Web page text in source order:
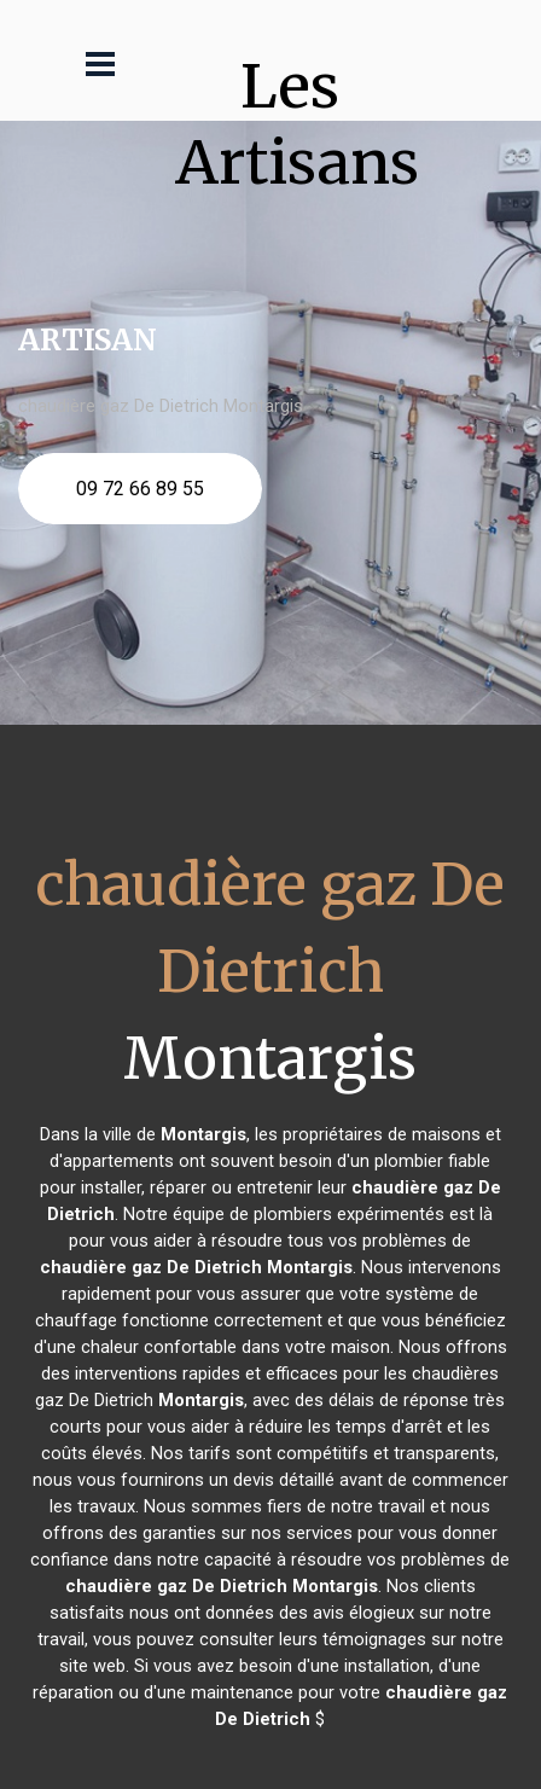
Les
Artisans
ARTISAN
chaudière gaz De Dietrich Montargis
09 72 66 89 55
chaudière gaz De
Dietrich
Montargis
Dans la ville de Montargis, les propriétaires de maisons et
d'appartements ont souvent besoin d'un plombier fiable
pour installer, réparer ou entretenir leur chaudière gaz De
Dietrich. Notre équipe de plombiers expérimentés est là
pour vous aider à résoudre tous vos problèmes de
chaudière gaz De Dietrich Montargis. Nous intervenons
rapidement pour vous assurer que votre système de
chauffage fonctionne correctement et que vous bénéficiez
d'une chaleur confortable dans votre maison. Nous offrons
des interventions rapides et efficaces pour les chaudières
gaz De Dietrich Montargis, avec des délais de réponse très
courts pour vous aider à réduire les temps d'arrêt et les
coûts élevés. Nos tarifs sont compétitifs et transparents,
nous vous fournirons un devis détaillé avant de commencer
les travaux. Nous sommes fiers de notre travail et nous
offrons des garanties sur nos services pour vous donner
confiance dans notre capacité à résoudre vos problèmes de
chaudière gaz De Dietrich Montargis. Nos clients
satisfaits nous ont données des avis élogieux sur notre
travail, vous pouvez consulter leurs témoignages sur notre
site web. Si vous avez besoin d'une installation, d'une
réparation ou d'une maintenance pour votre chaudière gaz
De Dietrich $